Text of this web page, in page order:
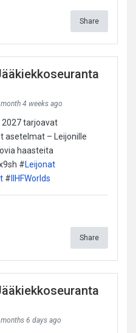
Share
4 weeks ago
tarjoavat
asetelmat – Leijonille
haasteita
#Leijonat
#IIHFWorlds
Share
6 days ago